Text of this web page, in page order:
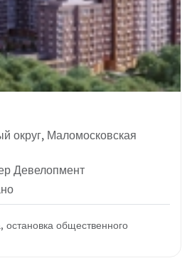
округ, Маломосковская
Девелопмент
остановка общественного